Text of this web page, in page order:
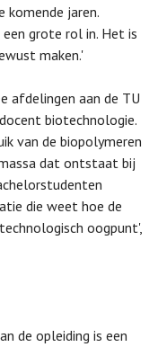
komende jaren.
grote rol in. Het is
maken.'
afdelingen aan de TU
biotechnologie.
van de biopolymeren
dat ontstaat bij
die weet hoe de
oogpunt',
de opleiding is een